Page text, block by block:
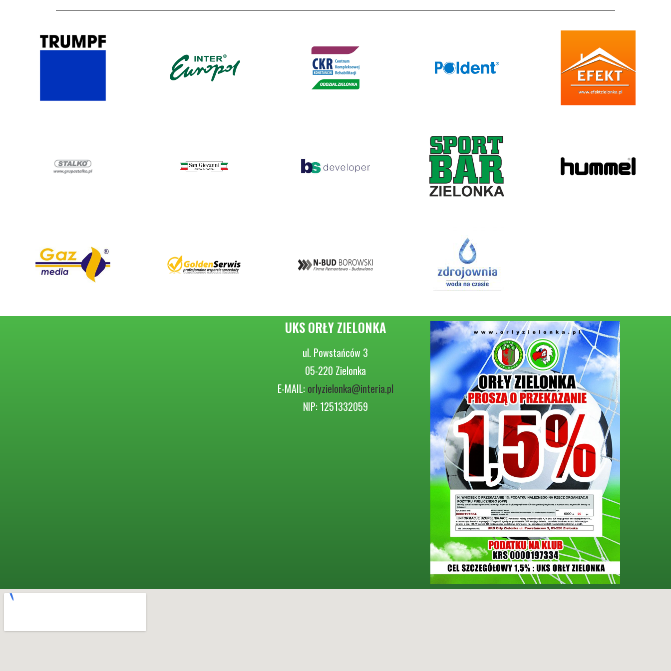
UKS ORŁY ZIELONKA
ul. Powstańców 3
05-220 Zielonka
E-MAIL: orlyzielonka@interia.pl
NIP: 1251332059